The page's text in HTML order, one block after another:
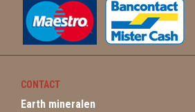
CONTACT
Earth mineralen